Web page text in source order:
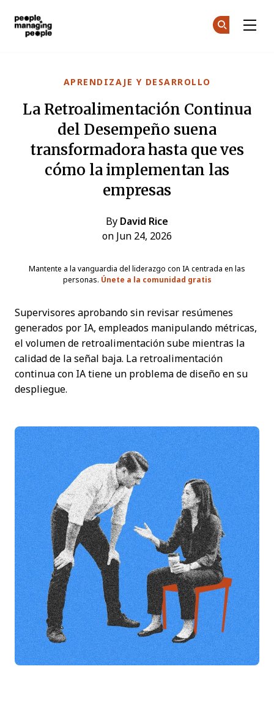
APRENDIZAJE Y DESARROLLO
La Retroalimentación Continua
del Desempeño suena
transformadora hasta que ves
cómo la implementan las
empresas
By David Rice
on Jun 24, 2026
Mantente a la vanguardia del liderazgo con IA centrada en las
personas. Únete a la comunidad gratis
Supervisores aprobando sin revisar resúmenes
generados por IA, empleados manipulando métricas,
el volumen de retroalimentación sube mientras la
calidad de la señal baja. La retroalimentación
continua con IA tiene un problema de diseño en su
despliegue.